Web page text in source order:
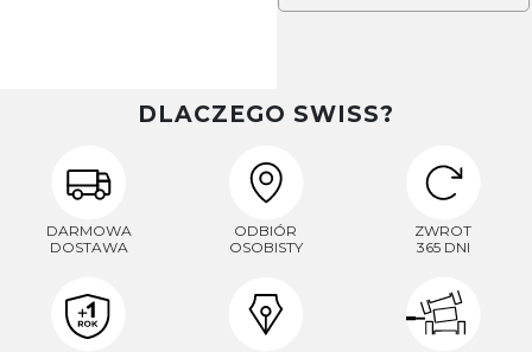
DLACZEGO SWISS?
DARMOWA
DOSTAWA
ODBIÓR
OSOBISTY
ZWROT
365 DNI